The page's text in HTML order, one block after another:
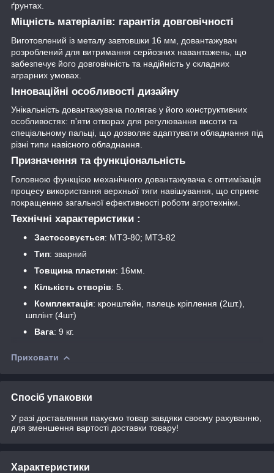
ґрунтах.
Міцність матеріалів: гарантія довговічності
Виготовлений із металу завтовшки 16 мм, довантажувач
розроблений для витримання серйозних навантажень, що
забезпечує його довговічність та надійність у складних
аграрних умовах.
Інноваційні особливості дизайну
Унікальність довантажувача полягає у його конструктивних
особливостях: п'яти отворах для регулювання висоти та
спеціальному пальці, що дозволяє адаптувати обладнання під
різні типи навісного обладнання.
Призначення та функціональність
Головною функцією механічного довантажувача є оптимізація
процесу використання верхньої тяги навішування, що сприяє
покращенню загальної ефективності роботи агротехніки.
Технічні характеристики :
Застосовується: МТЗ-80; МТЗ-82
Тип: зварний
Товщина пластини: 16мм.
Кількість отворів: 5.
Комплектація: кронштейн, палець кріплення (2шт.),
шплінт (4шт)
Вага: 9 кг.
Приховати
Спосіб упаковки
У разі доставляння пакуємо товар завдяки своєму рахуванню,
для зменшення вартості доставки товару!
Характеристики